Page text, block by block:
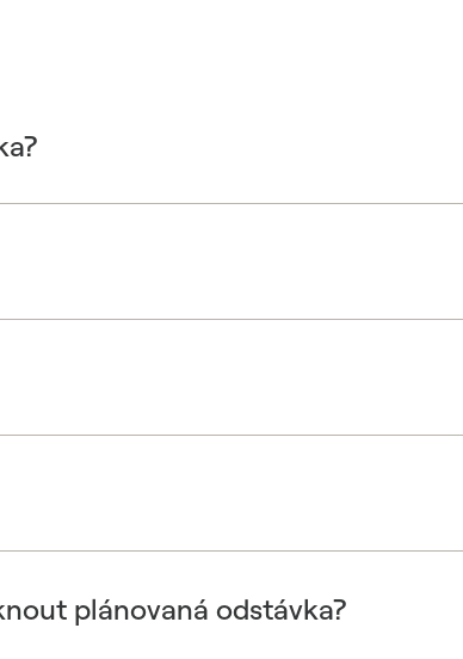
plánovaná odstávka?